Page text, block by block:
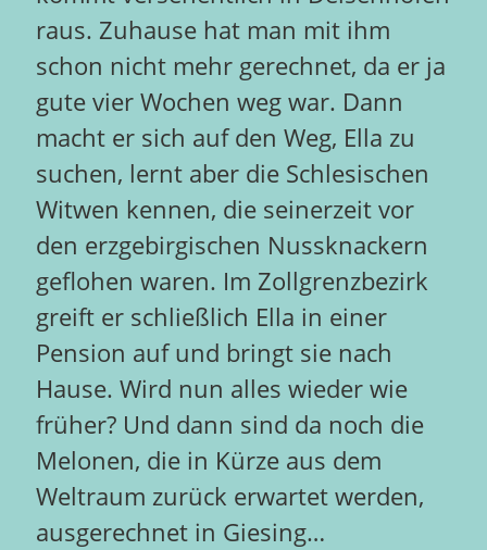
raus. Zuhause hat man mit ihm
schon nicht mehr gerechnet, da er ja
gute vier Wochen weg war. Dann
macht er sich auf den Weg, Ella zu
suchen, lernt aber die Schlesischen
Witwen kennen, die seinerzeit vor
den erzgebirgischen Nussknackern
geflohen waren. Im Zollgrenzbezirk
greift er schließlich Ella in einer
Pension auf und bringt sie nach
Hause. Wird nun alles wieder wie
früher? Und dann sind da noch die
Melonen, die in Kürze aus dem
Weltraum zurück erwartet werden,
ausgerechnet in Giesing…